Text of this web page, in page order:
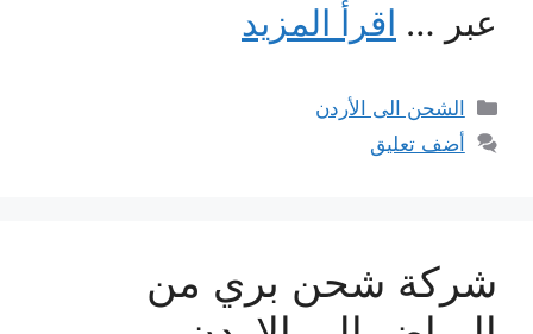
عبر … اقرأ المزيد
التصنيفات
الشحن الى الأردن
أضف تعليق
شركة شحن بري من